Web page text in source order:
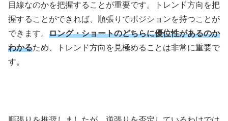
目線なのかを把握することが重要です。トレンド方向を把
握することができれば、順張りでポジションを持つことが
できます。 ロング・ショートのどちらに優位性があるのか
わかるため、トレンド方向を見極めることは非常に重要で
す。